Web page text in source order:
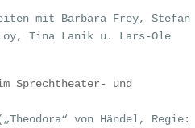
mit Barbara Frey, Stefan
Tina Lanik u. Lars-Ole
Sprechtheater- und
von Händel, Regie: